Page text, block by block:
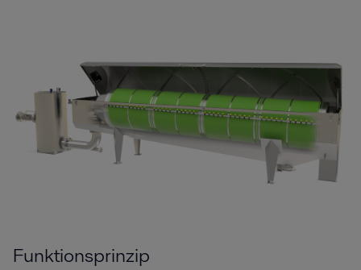
Funktionsprinzip